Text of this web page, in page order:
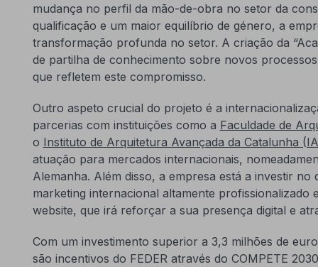
mudança no perfil da mão-de-obra no setor da
qualificação e um maior equilíbrio de género, a
transformação profunda no setor. A criação da
de partilha de conhecimento sobre novos
que refletem este compromisso.
Outro aspeto crucial do projeto é a
parcerias com instituições como a Faculdade de
o Instituto de Arquitetura Avançada da Catalunha
atuação para mercados internacionais,
Alemanha. Além disso, a empresa está a investir
marketing internacional altamente profissionalizado
website, que irá reforçar a sua presença digital e
Com um investimento superior a 3,3 milhões de
são incentivos do FEDER através do COMPETE